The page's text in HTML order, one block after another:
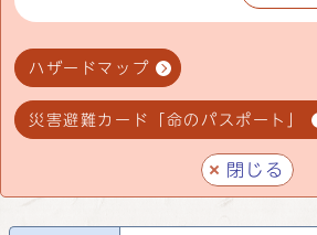
ハザードマップ
災害避難カード「命のパスポート」
閉じる